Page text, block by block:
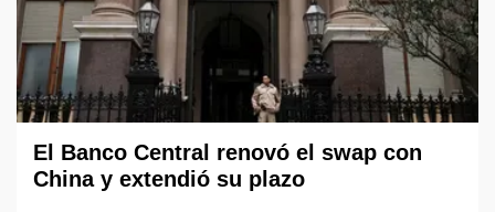
El Banco Central renovó el swap con
China y extendió su plazo